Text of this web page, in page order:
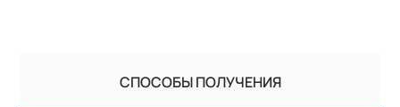
СПОСОБЫ ПОЛУЧЕНИЯ